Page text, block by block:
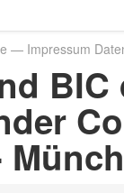
— Impressum
BIC